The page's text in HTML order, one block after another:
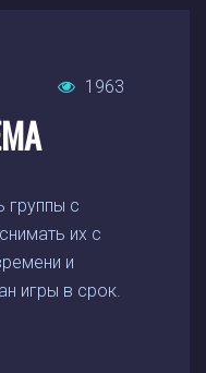
1963
группы с
их с
и
игры в срок.